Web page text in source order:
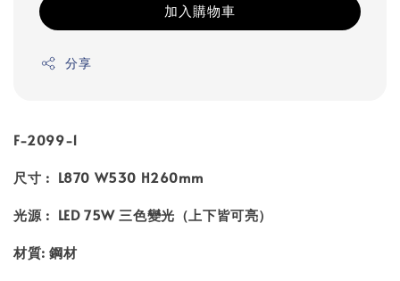
加入購物車
分享
F-2099-1
尺寸 : L870 W530 H260mm
光源 : LED 75W 三色變光（上下皆可亮）
材質: 鋼材